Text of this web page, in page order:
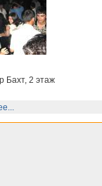
Бахт, 2 этаж